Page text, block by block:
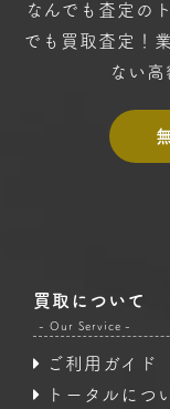
なんでも査定の
でも買取査定！
ない高
買取について
- Our Service -
ご利用ガイド
トータルにつ